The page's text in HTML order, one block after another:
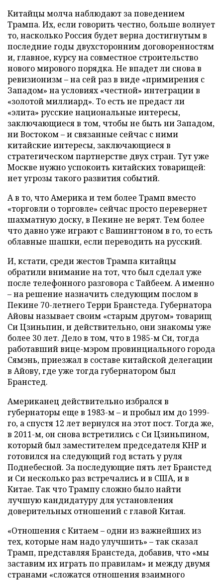
Китайцы молча наблюдают за поведением
Трампа. Их, если говорить честно, больше волнует
то, насколько Россия будет верна достигнутым в
последние годы двухсторонним договоренностям
и, главное, курсу на совместное строительство
нового мирового порядка. Не впадет ли снова в
ревизионизм – на сей раз в виде «примирения с
Западом» на условиях «честной» интеграции в
«золотой миллиард». То есть не предаст ли
«элита» русские национальные интересы,
заключающиеся в том, чтобы не быть ни Западом,
ни Востоком – и связанные сейчас с ними
китайские интересы, заключающиеся в
стратегическом партнерстве двух стран. Тут уже
Москве нужно успокоить китайских товарищей:
нет угрозы такого развития событий.
А в то, что Америка и тем более Трамп вместо
«торговли о торговле» сейчас просто перевернет
шахматную доску, в Пекине не верят. Тем более
что давно уже играют с Вашингтоном в го, то есть
облавные шашки, если переводить на русский.
И, кстати, среди жестов Трампа китайцы
обратили внимание на тот, что был сделал уже
после телефонного разговора с Тайбеем. А именно
– на решение назначить следующим послом в
Пекине 70-летнего Терри Бранстеда. Губернатора
Айовы называет своим «старым другом» товарищ
Си Цзиньпин, и действительно, они знакомы уже
более 30 лет. Дело в том, что в 1985-м Си, тогда
работавший вице-мэром провинциального города
Сямэнь, приезжал в составе китайской делегации
в Айову, где уже тогда губернатором был
Бранстед.
Американец действительно избрался в
губернаторы еще в 1983-м – и пробыл им до 1999-
го, а спустя 12 лет вернулся на этот пост. Тогда же,
в 2011-м, он снова встретились с Си Цзиньпином,
который был заместителем председателя КНР и
готовился на следующий год встать у руля
Поднебесной. За последующие пять лет Бранстед
и Си несколько раз встречались и в США, и в
Китае. Так что Трампу сложно было найти
лучшую кандидатуру для установления
доверительных отношений с главой Китая.
«Отношения с Китаем – одни из важнейших из
тех, которые нам надо улучшить» – так сказал
Трамп, представляя Бранстеда, добавив, что «мы
заставим их играть по правилам» и между двумя
странами «сложатся отношения взаимного